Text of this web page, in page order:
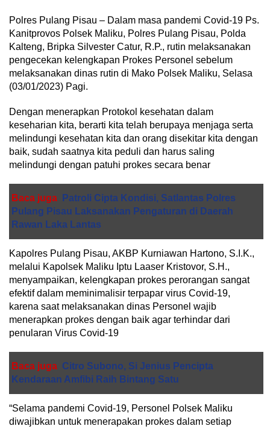
Polres Pulang Pisau – Dalam masa pandemi Covid-19 Ps.
Kanitprovos Polsek Maliku, Polres Pulang Pisau, Polda
Kalteng, Bripka Silvester Catur, R.P., rutin melaksanakan
pengecekan kelengkapan Prokes Personel sebelum
melaksanakan dinas rutin di Mako Polsek Maliku, Selasa
(03/01/2023) Pagi.
Dengan menerapkan Protokol kesehatan dalam
keseharian kita, berarti kita telah berupaya menjaga serta
melindungi kesehatan kita dan orang disekitar kita dengan
baik, sudah saatnya kita peduli dan harus saling
melindungi dengan patuhi prokes secara benar
Baca juga
Patroli Cipta Kondisi, Satlantas Polres
Pulang Pisau Laksanakan Pengaturan di Daerah
Rawan Laka Lantas
Kapolres Pulang Pisau, AKBP Kurniawan Hartono, S.I.K.,
melalui Kapolsek Maliku Iptu Laaser Kristovor, S.H.,
menyampaikan, kelengkapan prokes perorangan sangat
efektif dalam meminimalisir terpapar virus Covid-19,
karena saat melaksanakan dinas Personel wajib
menerapkan prokes dengan baik agar terhindar dari
penularan Virus Covid-19
Baca juga Citro Subono, Si Jenius Pencipta
Kendaraan Amfibi Raih Bintang Satu
“Selama pandemi Covid-19, Personel Polsek Maliku
diwajibkan untuk menerapakan prokes dalam setiap